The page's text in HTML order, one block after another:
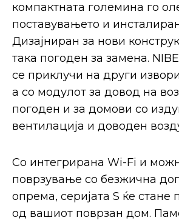
компактната големина го
поставувањето и
Дизајниран за нови
така погоден за замена.
се приклучи на други
а со модулот за довод на
погоден и за домови со
вентилација и доводен
Со интегрирана Wi-Fi и
поврзување со безжична
опрема, серијата S ќе
од вашиот поврзан дом.